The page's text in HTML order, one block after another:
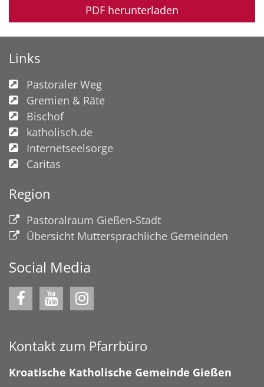
PDF herunterladen
Links
Pastoraler Weg
Gremien & Räte
Bischof
katholisch.de
Internetseelsorge
Caritas
Region
Pastoralraum Gießen-Stadt
Übersicht Muttersprachliche Gemeinden
Social Media
Kontakt zum Pfarrbüro
Kroatische Katholische Gemeinde Gießen